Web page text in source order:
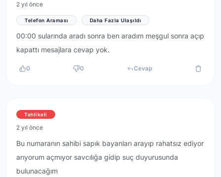
2 yıl önce
Telefon Araması Daha Fazla Ulaşıldı
00:00 sularında aradı sonra ben aradım meşgul sonra açıp
kapattı mesajlara cevap yok.
0 0 Cevap
Tehlikeli
2 yıl önce
Bu numaranın sahibi sapık bayanları arayıp rahatsız ediyor
arıyorum açmıyor savcılığa gidip suç duyurusunda
bulunacağım